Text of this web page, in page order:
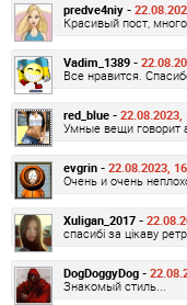
predve4niy -
Красивый пост,
Vadim_1389 -
Все нравится.
red_blue - 22.08.2023,
Умные вещи говорит
evgrin - 22.08.2023,
Очень и очень
Xuligan_2017 -
спасибі за цікаву
DogDoggyDog -
Знакомый стиль...